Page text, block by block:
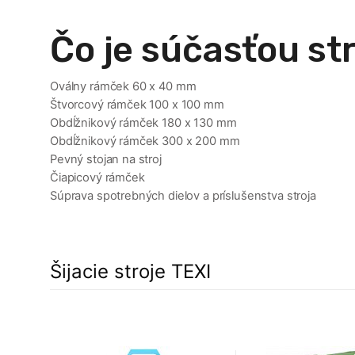
Čo je súčasťou
Oválny rámček 60 x 40 mm
Štvorcový rámček 100 x 100 mm
Obdĺžnikový rámček 180 x 130 mm
Obdĺžnikový rámček 300 x 200 mm
Pevný stojan na stroj
Čiapicový rámček
Súprava spotrebných dielov a príslušenstva stroja
Šijacie stroje TEXI